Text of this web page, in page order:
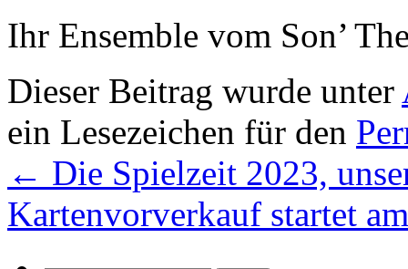
Ihr Ensemble vom Son’
Dieser Beitrag wurde unter
ein Lesezeichen für den
← Die Spielzeit 2023,
Kartenvorverkauf startet